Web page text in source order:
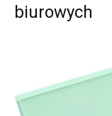
biurowych